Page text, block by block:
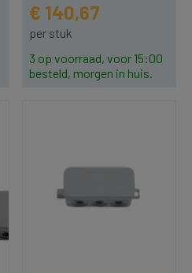
€ 140,67
per stuk
3 op voorraad, voor 15:00
besteld, morgen in huis.